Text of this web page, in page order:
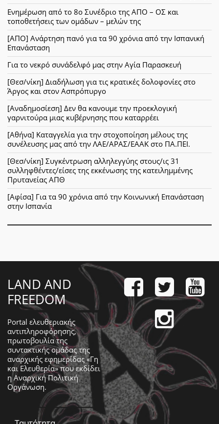
Ενημέρωση από το 8ο Συνέδριο της ΑΠΟ – ΟΣ και
τοποθετήσεις των ομάδων – μελών της
[ΑΠΟ] Ανάρτηση πανό για τα 90 χρόνια από την Ισπανική
Επανάσταση
Για το νεκρό συνάδελφό μας στην Αγία Παρασκευή
[Θεσ/νίκη] Διαδήλωση για τις κρατικές δολοφονίες στο
Άργος και στον Ασπρόπυργο
[Αναδημοσίεση] Δεν θα κανουμε την προεκλογική
γαρνιτούρα μιας κυβέρνησης που καταρρέει
[Αθήνα] Καταγγελία για την στοχοποίηση μέλους της
συνέλευσης μας από την ΛΑΕ/ΑΡΑΣ/ΕΑΑΚ στο ΠΑ.ΠΕΙ.
[Θεσ/νίκη] Συγκέντρωση αλληλεγγύης στους/ις 31
συλληφθέντες/είσες της εκκένωσης της κατειλημμένης
Πρυτανείας ΑΠΘ
[Αφίσα] Για τα 90 χρόνια από την Κοινωνική Επανάσταση
στην Ισπανία
LAND AND
FREEDOM
Portal ελευθεριακής
αντιπληροφόρησης,
πρωτοβουλία της
συντακτικής ομάδας της
αναρχικής εφημερίδας «Γη
και Ελευθερία» που εκδίδει
ηΑναρχική Πολιτική
Οργάνωση.